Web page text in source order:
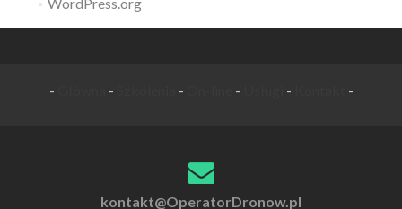
- - - - - -
kontakt@OperatorDronow.pl